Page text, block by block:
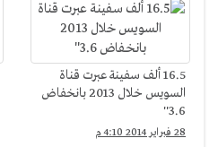
16.5 ألف سفينة عبرت قناة
السويس خلال 2013 بانخفاض
3.6''
28 فبراير 2014 4:10 م